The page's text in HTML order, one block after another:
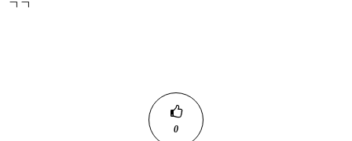
ㄱㄱ
0